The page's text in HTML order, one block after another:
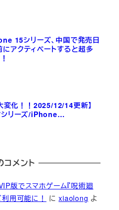
15シリーズ、中国で発売日
アクティベートすると超多
変化！！2025/12/14更新】
リーズ/iPhone…
コメント
版でスマホゲーム『呪術廻
利用可能に！
にxiaolong よ